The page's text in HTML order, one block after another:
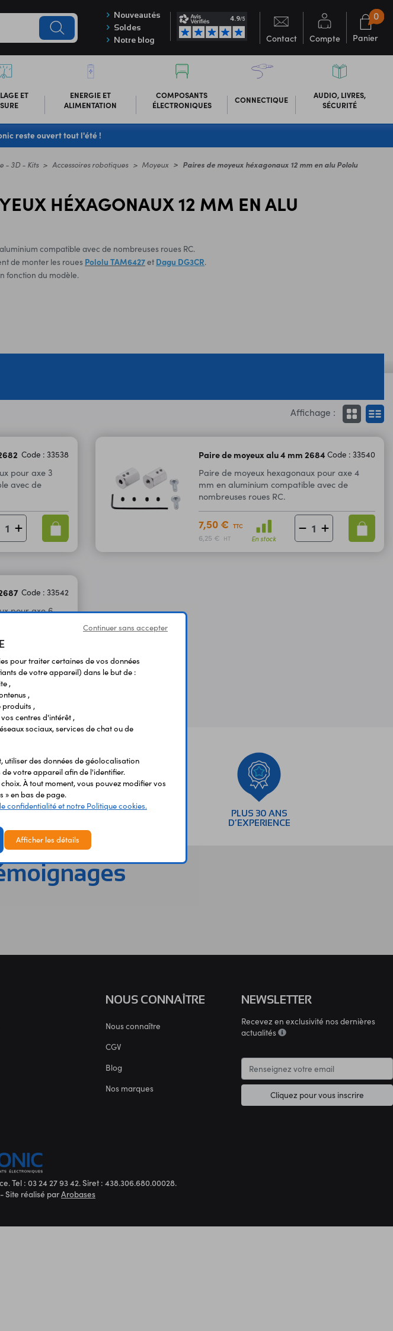
Nouveautés
Soldes
Notre blog
Contact Compte Panier
0
ET
ENERGIE ET
ALIMENTATION
COMPOSANTS
ÉLECTRONIQUES
CONNECTIQUE
AUDIO, LIVRES,
SÉCURITÉ
reste ouvert tout l'été !
- 3D - Kits Accessoires robotiques Moyeux Paires de moyeux héxagonaux 12 mm en alu Pololu
HÉXAGONAUX 12 MM EN ALU
compatible avec de nombreuses roues RC.
de monter les roues Pololu TAM6427et Dagu DG3CR.
fonction du modèle.
Affichage :
Code : 33538
pour axe 3
avec de
Paire de moyeux alu 4 mm 2684 Code : 33540
Paire de moyeux hexagonaux pour axe 4
mm en aluminium compatible avec de
nombreuses roues RC.
7,50 € TTC
6,25 € HT En stock
Code : 33542
pour axe 6
PLUS 30 ANS
D’EXPERIENCE
NOUS CONNAÎTRE
Nous connaître
CGV
Blog
Nos marques
NEWSLETTER
Recevez en exclusivité nos dernières
actualités
Cliquez pour vous inscrire
Tel : 03 24 27 93 42. Siret : 438.306.680.00028.
Site réalisé parArobases
Continuer sans accepter
pour traiter certaines de vos données
de votre appareil) dans le but de :
,
,
produits ,
centres d'intérêt ,
sociaux, services de chat ou de
utiliser des données de géolocalisation
votre appareil afin de l'identifier.
À tout moment, vous pouvez modifier vos
» en bas de page.
confidentialité et notre Politique cookies.
Afficher les détails